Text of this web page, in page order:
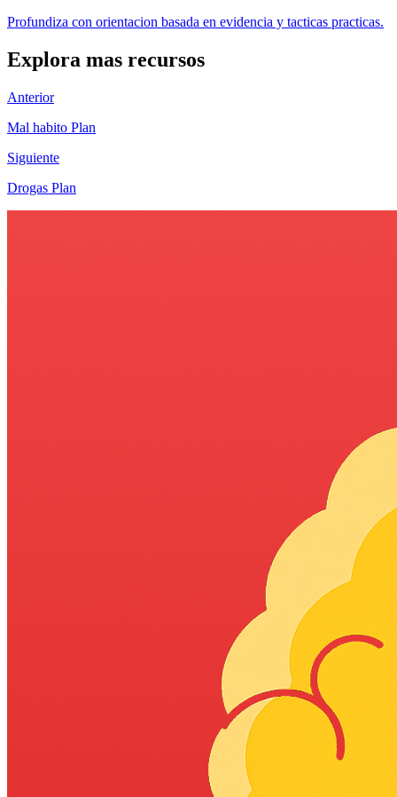
Profundiza con orientacion basada en evidencia y tacticas practicas.
Explora mas recursos
Anterior
Mal habito Plan
Siguiente
Drogas Plan